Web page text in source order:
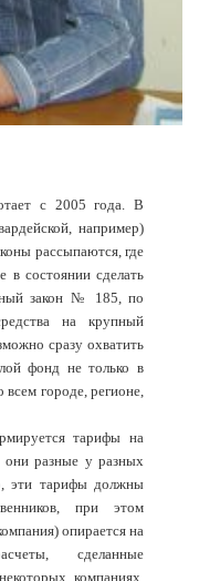
с 2005 года. В
например)
рассыпаются, где
состоянии сделать
закон № 185, по
на крупный
сразу охватить
фонд не только в
городе, регионе,
тарифы на
разные у разных
эти тарифы должны
при этом
опирается на
сделанные
компаниях,